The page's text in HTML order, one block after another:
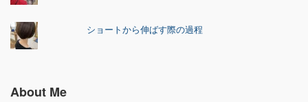
ショートから伸ばす際の過程
About Me